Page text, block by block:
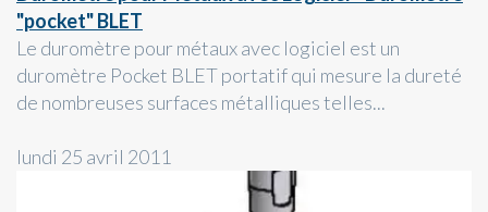
"pocket" BLET
Le duromètre pour métaux avec logiciel est un
duromètre Pocket BLET portatif qui mesure la dureté
de nombreuses surfaces métalliques telles...
lundi 25 avril 2011